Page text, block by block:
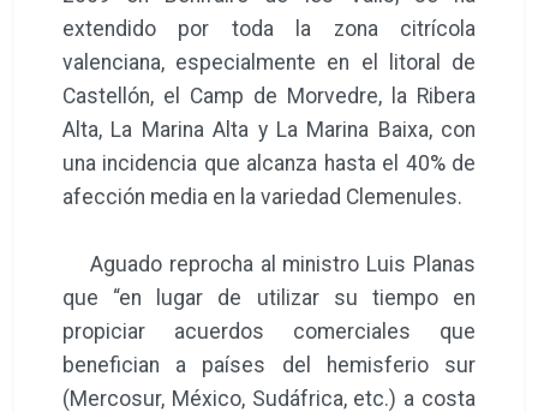
extendido por toda la zona citrícola
valenciana, especialmente en el litoral de
Castellón, el Camp de Morvedre, la Ribera
Alta, La Marina Alta y La Marina Baixa, con
una incidencia que alcanza hasta el 40% de
afección media en la variedad Clemenules.
Aguado reprocha al ministro Luis Planas
que “en lugar de utilizar su tiempo en
propiciar acuerdos comerciales que
benefician a países del hemisferio sur
(Mercosur, México, Sudáfrica, etc.) a costa